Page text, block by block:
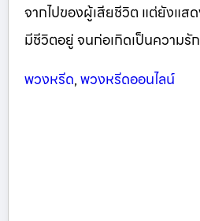
จากไปของผู้เสียชีวิต แต่ยังแส
มีชีวิตอยู่ จนก่อเกิดเป็นความ
พวงหรีด,พวงหรีดออนไลน์